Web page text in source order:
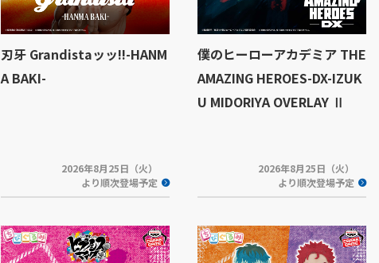
刃牙 Grandistaッッ!!-HANM
A BAKI-
2026年8月25日（火）
より順次登場予定
僕のヒーローアカデミア THE
AMAZING HEROES-DX-IZUK
U MIDORIYA OVERLAY Ⅱ
2026年8月25日（火）
より順次登場予定